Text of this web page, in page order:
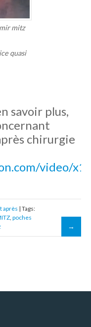
mitz
quasi
savoir plus,
chirurgie
video/
après | Tags:
poches